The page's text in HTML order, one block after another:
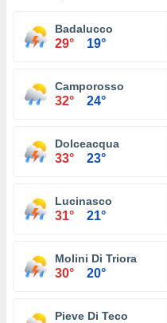
Badalucco
29° 19°
Camporosso
32° 24°
Dolceacqua
33° 23°
Lucinasco
31° 21°
Molini Di Triora
30° 20°
Pieve Di Teco